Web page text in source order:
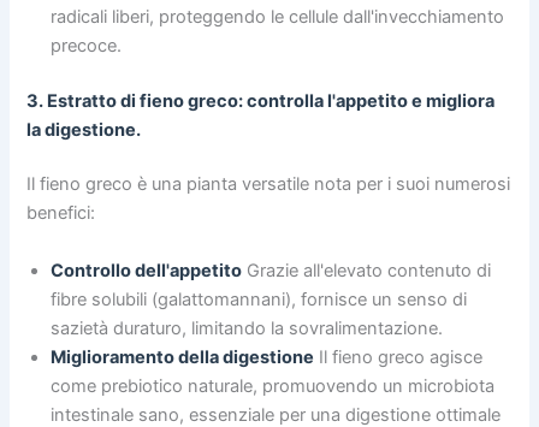
radicali liberi, proteggendo le cellule dall'invecchiamento
precoce.
3. Estratto di fieno greco: controlla l'appetito e migliora
la digestione.
Il fieno greco è una pianta versatile nota per i suoi numerosi
benefici:
Controllo dell'appetito Grazie all'elevato contenuto di
fibre solubili (galattomannani), fornisce un senso di
sazietà duraturo, limitando la sovralimentazione.
Miglioramento della digestione Il fieno greco agisce
come prebiotico naturale, promuovendo un microbiota
intestinale sano, essenziale per una digestione ottimale